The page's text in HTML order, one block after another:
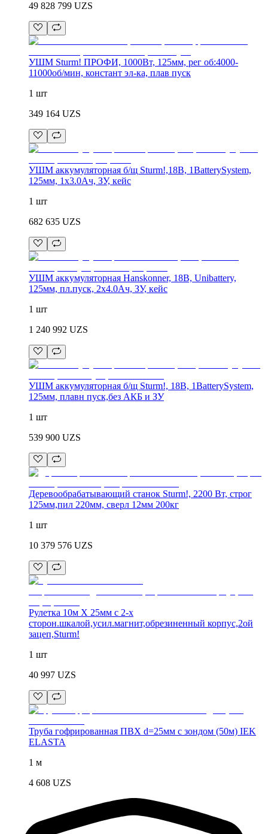
49 828 799 UZS
УШМ Sturm! ПРОФИ, 1000Вт, 125мм, рег об:4000-
11000об/мин, констант эл-ка, плав пуск
1 шт
349 164 UZS
УШМ аккумуляторная б/щ Sturm!,18В, 1BatterySystem,
125мм, 1x3.0Ач, ЗУ, кейс
1 шт
682 635 UZS
УШМ аккумуляторная Hanskonner, 18В, Unibattery,
125мм, пл.пуск, 2х4.0Ач, ЗУ, кейс
1 шт
1 240 992 UZS
УШМ аккумуляторная б/щ Sturm!, 18В, 1BatterySystem,
125мм, плавн пуск,без АКБ и ЗУ
1 шт
539 900 UZS
Деревообрабатывающий станок Sturm!, 2200 Вт, строг
125мм,пил 220мм, сверл 12мм 200кг
1 шт
10 379 576 UZS
Рулетка 10м Х 25мм с 2-х
сторон.шкалой,усил.магнит,обрезиненный корпус,2ой
зацеп,Sturm!
1 шт
40 997 UZS
Труба гофрированная ПВХ d=25мм с зондом (50м) IEK
ELASTA
1 м
4 608 UZS